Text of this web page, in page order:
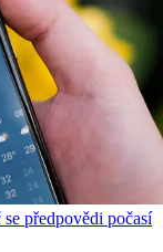
předpovědi počasí